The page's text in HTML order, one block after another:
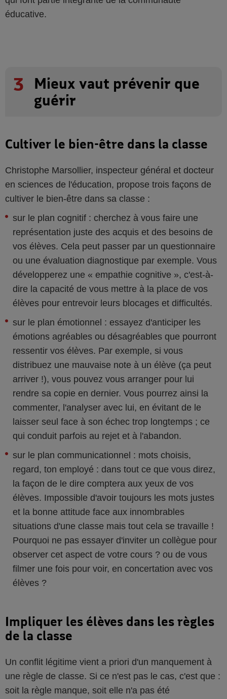
éducative.
3
Mieux vaut prévenir que
guérir
Cultiver le bien-être dans la classe
Christophe Marsollier, inspecteur général et docteur
en sciences de l'éducation, propose trois façons de
cultiver le bien-être dans sa classe :
sur le plan cognitif : cherchez à vous faire une
représentation juste des acquis et des besoins de
vos élèves. Cela peut passer par un questionnaire
ou une évaluation diagnostique par exemple. Vous
développerez une « empathie cognitive », c'est-à-
dire la capacité de vous mettre à la place de vos
élèves pour entrevoir leurs blocages et difficultés.
sur le plan émotionnel : essayez d'anticiper les
émotions agréables ou désagréables que pourront
ressentir vos élèves. Par exemple, si vous
distribuez une mauvaise note à un élève (ça peut
arriver !), vous pouvez vous arranger pour lui
rendre sa copie en dernier. Vous pourrez ainsi la
commenter, l'analyser avec lui, en évitant de le
laisser seul face à son échec trop longtemps ; ce
qui conduit parfois au rejet et à l'abandon.
sur le plan communicationnel : mots choisis,
regard, ton employé : dans tout ce que vous direz,
la façon de le dire comptera aux yeux de vos
élèves. Impossible d'avoir toujours les mots justes
et la bonne attitude face aux innombrables
situations d'une classe mais tout cela se travaille !
Pourquoi ne pas essayer d'inviter un collègue pour
observer cet aspect de votre cours ? ou de vous
filmer une fois pour voir, en concertation avec vos
élèves ?
Impliquer les élèves dans les règles
de la classe
Un conflit légitime vient a priori d'un manquement à
une règle de classe. Si ce n'est pas le cas, c'est que :
soit la règle manque, soit elle n'a pas été